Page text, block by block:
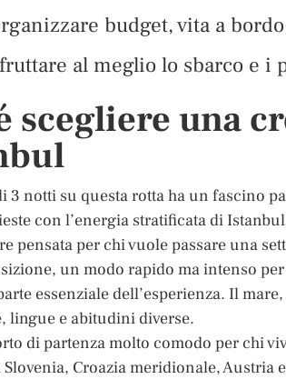
budget, vita a
al meglio lo sbarco e
scegliere una
3 notti su questa rotta ha un fascino
con l’energia stratificata di
pensata per chi vuole passare una
un modo rapido ma intenso
essenziale dell’esperienza. Il
lingue e abitudini diverse.
di partenza molto comodo per chi
Croazia meridionale,